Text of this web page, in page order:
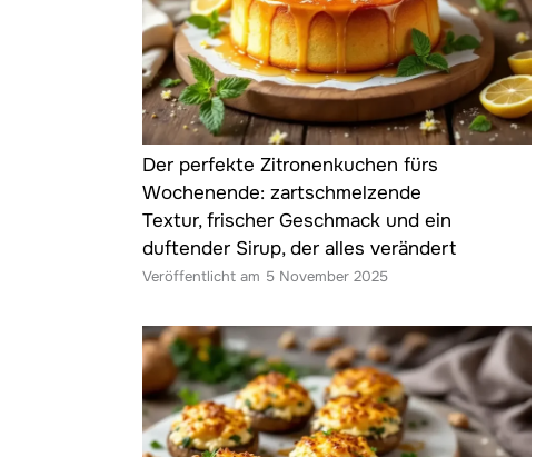
Der perfekte Zitronenkuchen fürs
Wochenende: zartschmelzende
Textur, frischer Geschmack und ein
duftender Sirup, der alles verändert
5 November 2025